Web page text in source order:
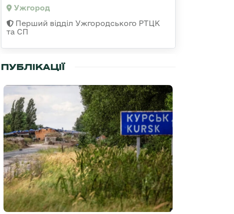
Ужгород
Перший відділ Ужгородського РТЦК
та СП
ПУБЛІКАЦІЇ